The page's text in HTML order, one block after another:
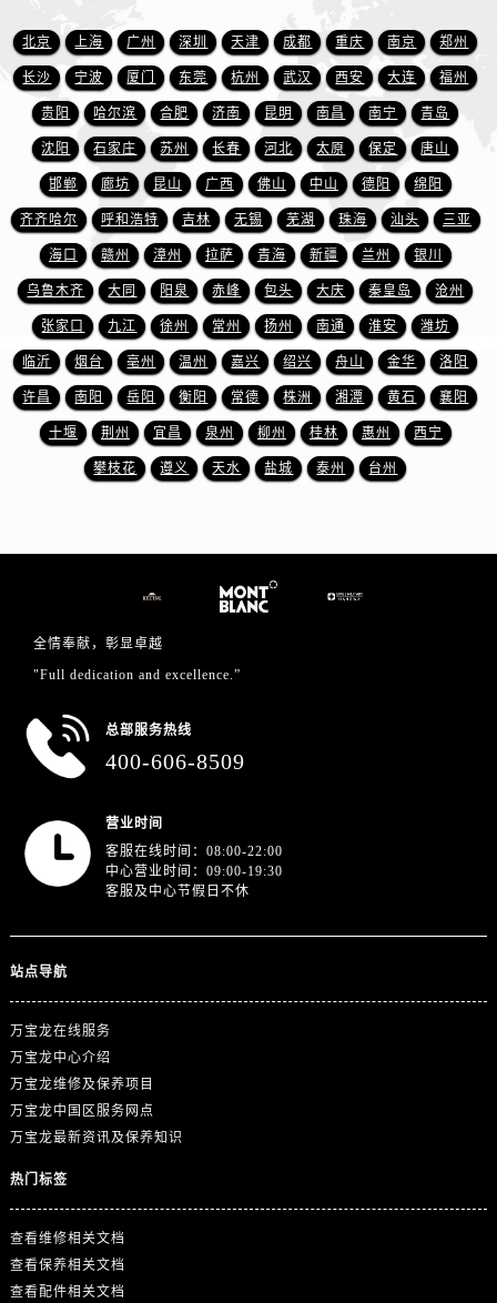
上海市黄浦区南京东路299号宏伊国际广场写字楼8层806室万国售后服务中心（需提前预约）
上海市徐汇区虹桥路3号港汇中心2座37层3705室万国售后服务中心（需提前预约）
浙江省杭州市上城区钱江路1366号华润大厦A座5层503-5室万国售后服务中心（需提前预约）
浙江省湖州市吴兴区劳动路万国售后服务中心（需提前预约）
浙江省嘉兴市南湖区广益路705号嘉兴世界贸易中心A座13层1304室万国售后服务中心（需提前预约）
浙江省金华市金东区东市南街777号金华万达广场4号楼22楼2209室万国售后服务中心（需提前预约）
浙江省丽水市莲都区解放街万国售后服务中心（需提前预约）
浙江省宁波市江北区大闸南路500号来福士广场办公楼20层2009室万国售后服务中心（需提前预约）
浙江省衢州市柯城区上街万国售后服务中心（需提前预约）
浙江省绍兴市越城区胜利东路379号世茂天际中心写字楼8层805室万国售后服务中心（需提前预约）
浙江省舟山市定海区解放东路万国售后服务中心（需提前预约）
澳门特别行政区大堂区议事亭前地（新马路）万国售后服务中心（需提前预约）
澳门特别行政区风顺堂区南湾大马路万国售后服务中心（需提前预约）
澳门特别行政区花地玛堂区关闸广场万国售后服务中心（需提前预约）
澳门特别行政区望德堂区塔石广场万国售后服务中心（需提前预约）
广西壮族自治区百色市右江区中山二路万国售后服务中心（需提前预约）
北京 上海 广州 深圳 天津 成都 重庆 南京 郑州
长沙 宁波 厦门 东莞 杭州 武汉 西安 大连 福州
贵阳 哈尔滨 合肥 济南 昆明 南昌 南宁 青岛
沈阳 石家庄 苏州 长春 河北 太原 保定 唐山
邯郸 廊坊 昆山 广西 佛山 中山 德阳 绵阳
齐齐哈尔 呼和浩特 吉林 无锡 芜湖 珠海 汕头 三亚
海口 赣州 漳州 拉萨 青海 新疆 兰州 银川
乌鲁木齐 大同 阳泉 赤峰 包头 大庆 秦皇岛 沧州
张家口 九江 徐州 常州 扬州 南通 淮安 潍坊
临沂 烟台 亳州 温州 嘉兴 绍兴 舟山 金华 洛阳
许昌 南阳 岳阳 衡阳 常德 株洲 湘潭 黄石 襄阳
十堰 荆州 宜昌 泉州 柳州 桂林 惠州 西宁
攀枝花 遵义 天水 盐城 泰州 台州
全情奉献，彰显卓越
"Full dedication and excellence.”
总部服务热线
400-606-8509
营业时间
客服在线时间：08:00-22:00
中心营业时间：09:00-19:30
客服及中心节假日不休
站点导航
万宝龙在线服务
万宝龙中心介绍
万宝龙维修及保养项目
万宝龙中国区服务网点
万宝龙最新资讯及保养知识
热门标签
查看维修相关文档
查看保养相关文档
查看配件相关文档